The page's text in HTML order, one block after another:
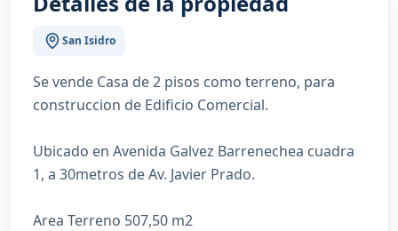
San Isidro
Se vende Casa de 2 pisos como terreno, para
construccion de Edificio Comercial.
Ubicado en Avenida Galvez Barrenechea cuadra
1, a 30metros de Av. Javier Prado.
Area Terreno 507,50 m2